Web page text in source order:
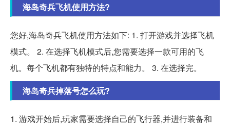
海岛奇兵飞机使用方法?
您好,海岛奇兵飞机使用方法如下: 1. 打开游戏并选择飞机
模式。 2. 在选择飞机模式后,您需要选择一款可用的飞
机。每个飞机都有独特的特点和能力。 3. 在选择完。
海岛奇兵掉落号怎么玩?
1. 游戏开始后,玩家需要选择自己的飞行器,并进行装备和